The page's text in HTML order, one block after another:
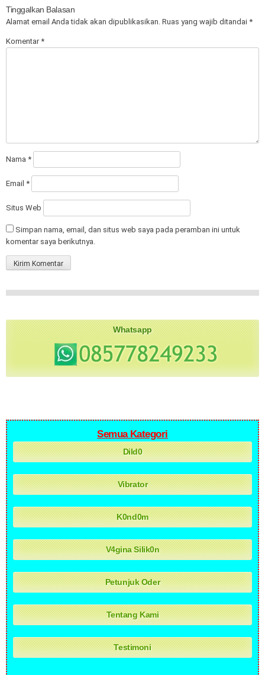
Tinggalkan Balasan
Alamat email Anda tidak akan dipublikasikan. Ruas yang wajib ditandai *
Komentar*
Nama *
Email *
Situs Web
Simpan nama, email, dan situs web saya pada peramban ini untuk
komentar saya berikutnya.
Whatsapp
Semua Kategori
Dild0
Vibrator
K0nd0m
V4gina Silik0n
Petunjuk Oder
Tentang Kami
Testimoni